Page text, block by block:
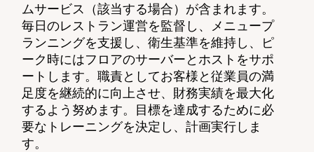
ムサービス（該当する場合）が含まれます。
毎日のレストラン運営を監督し、メニュープ
ランニングを支援し、衛生基準を維持し、ピ
ーク時にはフロアのサーバーとホストをサポ
ートします。職責としてお客様と従業員の満
足度を継続的に向上させ、財務実績を最大化
するよう努めます。目標を達成するために必
要なトレーニングを決定し、計画実行しま
す。